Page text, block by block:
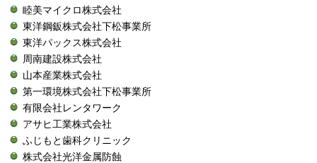
睦美マイクロ株式会社
東洋鋼鈑株式会社下松事業所
東洋パックス株式会社
周南建設株式会社
山本産業株式会社
第一環境株式会社下松事業所
有限会社レンタワーク
アサヒ工業株式会社
ふじもと歯科クリニック
株式会社光洋金属防蝕